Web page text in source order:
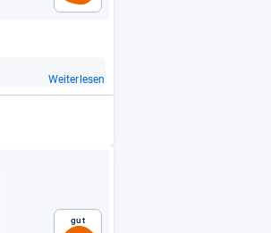
Weiterlesen
Gut